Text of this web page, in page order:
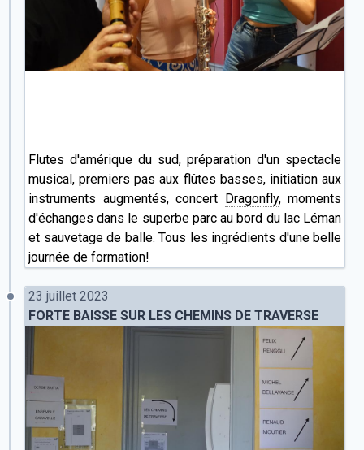
Flutes d'amérique du sud, préparation d'un spectacle
musical, premiers pas aux flûtes basses, initiation aux
instruments augmentés, concert
Dragonfly, moments
d'échanges dans le superbe parc au bord du lac Léman
et sauvetage de balle. Tous les ingrédients d'une belle
journée de formation!
23 juillet 2023
FORTE BAISSE SUR LES CHEMINS DE TRAVERSE